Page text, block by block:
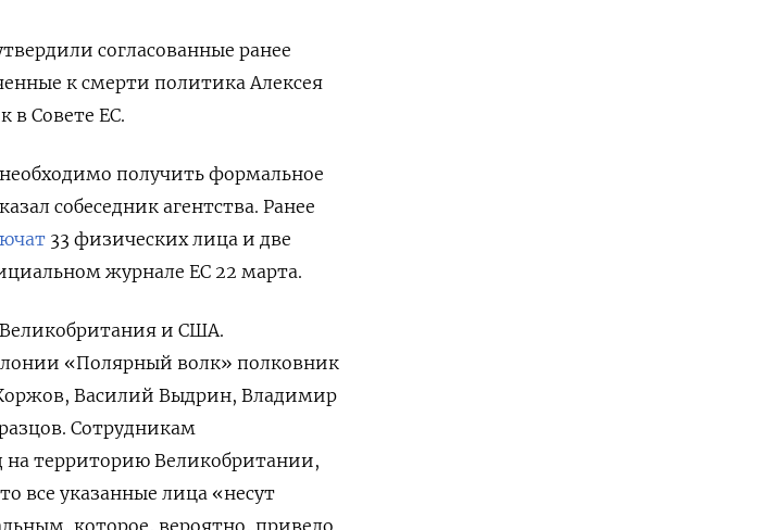
согласованные ранее
к смерти политика Алексея
в Совете ЕС.
получить формальное
собеседник агентства. Ранее
33 физических лица и две
журнале ЕС 22 марта.
и США.
«Полярный волк» полковник
Василий Выдрин, Владимир
Сотрудникам
на территорию Великобритании,
все указанные лица «несут
которое, вероятно, привело